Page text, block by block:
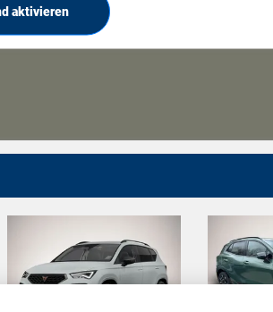
aktivieren